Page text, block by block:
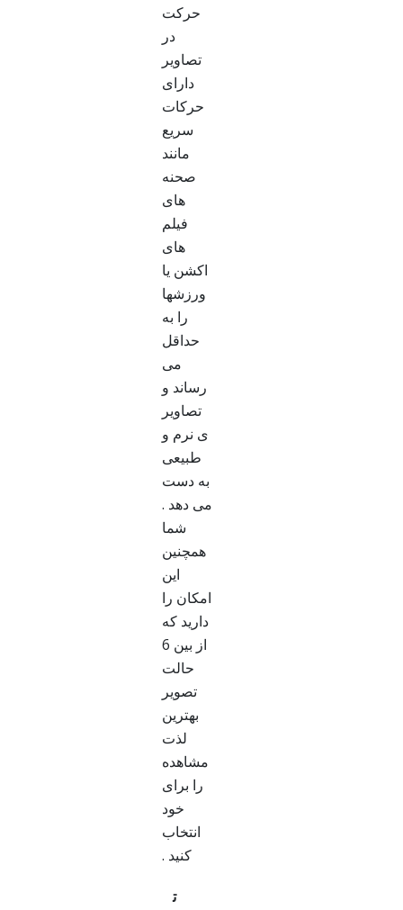
حرکت
در
تصاویر
دارای
حرکات
سریع
مانند
صحنه
های
فیلم
های
اکشن یا
ورزشها
را به
حداقل
می
رساند و
تصاویر
ی نرم و
طبیعی
به دست
می دهد .
شما
همچنین
این
امکان را
دارید که
از بین 6
حالت
تصویر
بهترین
لذت
مشاهده
را برای
خود
انتخاب
کنید .
ت